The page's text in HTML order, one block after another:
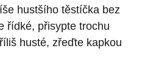
hustšího těstíčka bez
řídké, přisypte trochu
husté, zřeďte kapkou